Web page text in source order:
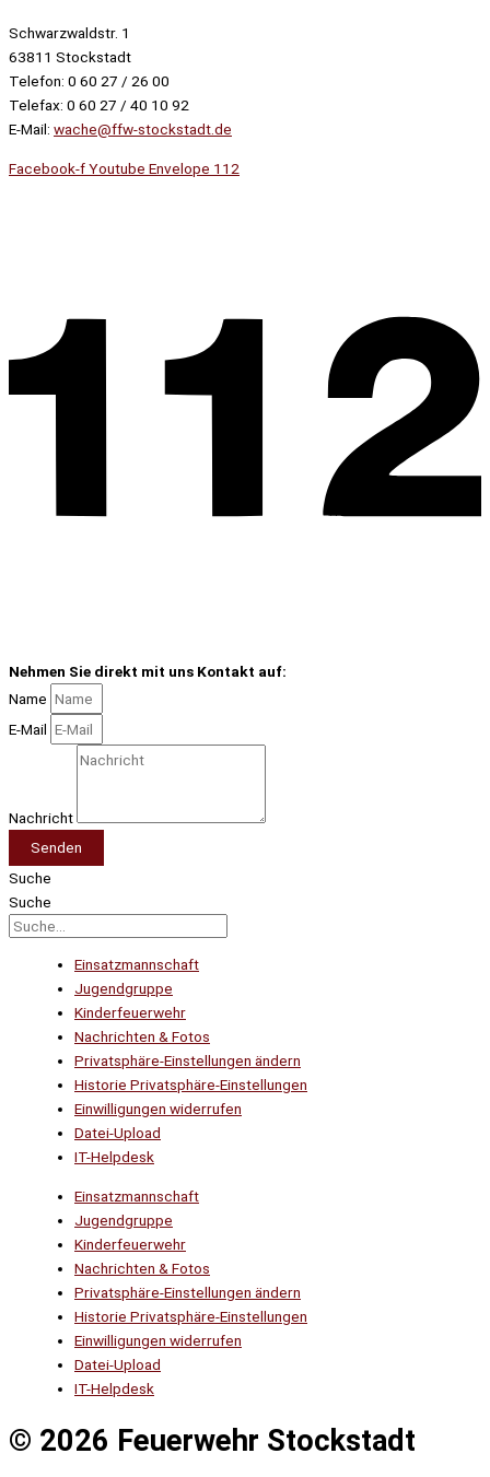
Schwarzwaldstr. 1
63811 Stockstadt
Telefon: 0 60 27 / 26 00
Telefax: 0 60 27 / 40 10 92
E-Mail: wache@ffw-stockstadt.de
Facebook-fYoutube Envelope 112
Nehmen Sie direkt mit uns Kontakt auf:
Name
E-Mail
Nachricht
Senden
Suche
Suche
Einsatzmannschaft
Jugendgruppe
Kinderfeuerwehr
Nachrichten & Fotos
Privatsphäre-Einstellungen ändern
Historie Privatsphäre-Einstellungen
Einwilligungen widerrufen
Datei-Upload
IT-Helpdesk
Einsatzmannschaft
Jugendgruppe
Kinderfeuerwehr
Nachrichten & Fotos
Privatsphäre-Einstellungen ändern
Historie Privatsphäre-Einstellungen
Einwilligungen widerrufen
Datei-Upload
IT-Helpdesk
© 2026 Feuerwehr Stockstadt